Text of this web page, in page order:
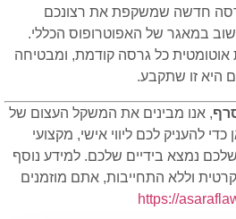
חדשה שמשקפת את רצונכם
במאגר של האפוטרופוס הכללי.
כל גרסה קודמת, ומבטיחה
היא זו שתקבע.
, אנו מבינים את המשקל העצום של
להעניק לכם ליווי אישי, מקצועי
נמצא בידיים שלכם. למידע נוסף
וללא התחייבות, אתם מוזמנים
https://